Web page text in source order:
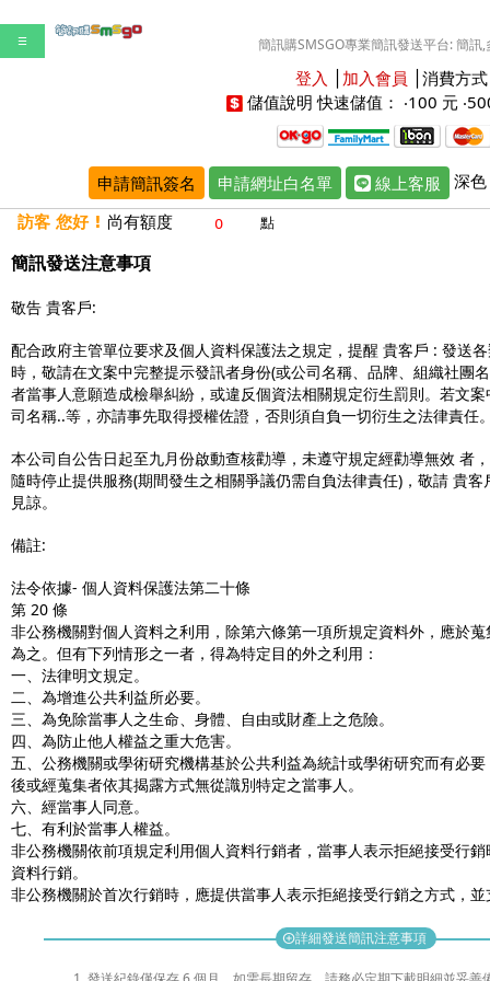
☰ 簡訊購SMSGO專業簡訊發送平台: 簡訊
登入 加入會員
消費方式
儲值說明 快速儲值： ‧100 元 ‧
申請簡訊簽名 申請網址白名單 線上客服 深
訪客 您好 ! 尚有額度 點
簡訊發送注意事項
敬告 貴客戶:
配合政府主管單位要求及個人資料保護法之規定，提醒 貴客戶 : 發送
時，敬請在文案中完整提示發訊者身份(或公司名稱、品牌、組織社團
者當事人意願造成檢舉糾紛，或違反個資法相關規定衍生罰則。若文
司名稱..等，亦請事先取得授權佐證，否則須自負一切衍生之法律責任
本公司自公告日起至九月份啟動查核勸導，未遵守規定經勸導無效 者
隨時停止提供服務(期間發生之相關爭議仍需自負法律責任)，敬請 貴
見諒。
備註:
法令依據- 個人資料保護法第二十條
第 20 條
非公務機關對個人資料之利用，除第六條第一項所規定資料外，應於
為之。但有下列情形之一者，得為特定目的外之利用：
一、法律明文規定。
二、為增進公共利益所必要。
三、為免除當事人之生命、身體、自由或財產上之危險。
四、為防止他人權益之重大危害。
五、公務機關或學術研究機構基於公共利益為統計或學術研究而有必
後或經蒐集者依其揭露方式無從識別特定之當事人。
六、經當事人同意。
七、有利於當事人權益。
非公務機關依前項規定利用個人資料行銷者，當事人表示拒絕接受行
資料行銷。
非公務機關於首次行銷時，應提供當事人表示拒絕接受行銷之方式，
add_circle詳細發送簡訊注意事項